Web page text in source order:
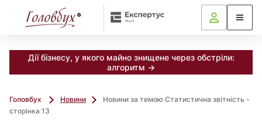
Дії бізнесу, у якого майно знищене через обстріли:
алгоритм →
Головбух Новини
Новини за темою Статистична звітність -
сторінка 13